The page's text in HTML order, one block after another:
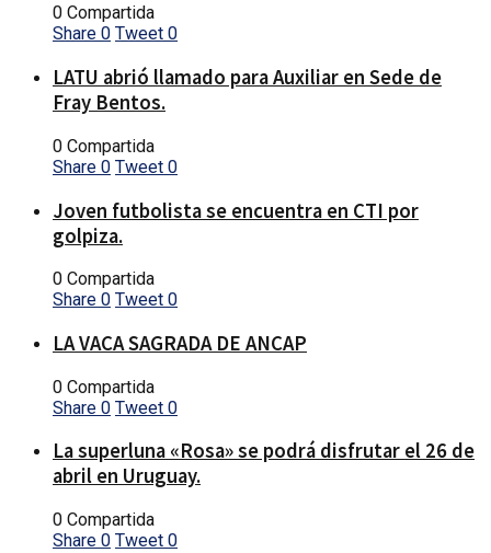
0 Compartida
Share 0 Tweet 0
LATU abrió llamado para Auxiliar en Sede de
Fray Bentos.
0 Compartida
Share 0 Tweet 0
Joven futbolista se encuentra en CTI por
golpiza.
0 Compartida
Share 0 Tweet 0
LA VACA SAGRADA DE ANCAP
0 Compartida
Share 0 Tweet 0
La superluna «Rosa» se podrá disfrutar el 26 de
abril en Uruguay.
0 Compartida
Share 0 Tweet 0